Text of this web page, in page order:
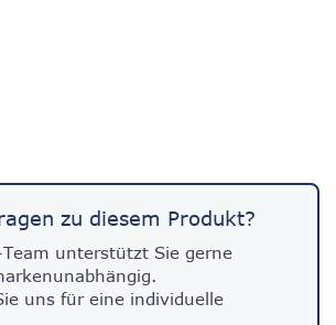
zu diesem Produkt?
Team unterstützt Sie gerne
uns für eine individuelle